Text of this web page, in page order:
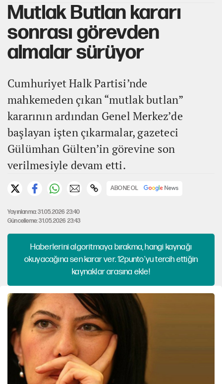
Mutlak Butlan kararı
sonrası görevden
almalar sürüyor
Cumhuriyet Halk Partisi’nde
mahkemeden çıkan “mutlak butlan”
kararının ardından Genel Merkez’de
başlayan işten çıkarmalar, gazeteci
Gülümhan Gülten’in görevine son
verilmesiyle devam etti.
ABONE OL
Yayınlanma: 31.05.2026 23:40
Güncelleme: 31.05.2026 23:43
Haberlerini algoritmaya bırakma, hangi kaynağı
okuyacağına sen karar ver. 12punto'yu tercih ettiğin
kaynaklar arasına ekle!